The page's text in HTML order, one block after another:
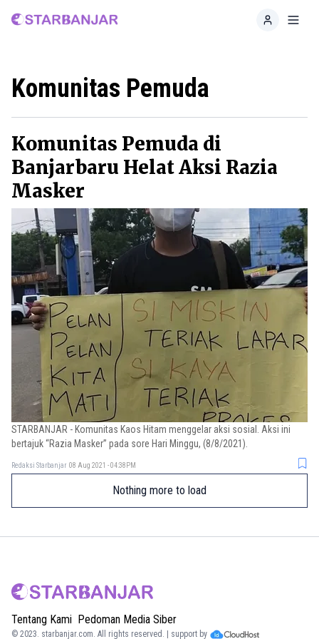
Home
Komunitas Pemuda
Komunitas Pemuda di
Banjarbaru Helat Aksi Razia
Masker
STARBANJAR - Komunitas Kaos Hitam menggelar aksi sosial. Aksi ini
bertajuk “Razia Masker” pada sore Hari Minggu, (8/8/2021).
Redaksi Starbanjar 08 Aug 2021 - 04:38PM
Nothing more to load
Tentang Kami Pedoman Media Siber
© 2023. starbanjar.com. All rights reserved. | support by